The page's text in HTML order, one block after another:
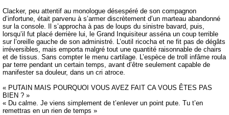
Clacker, peu attentif au monologue désespéré de son compagnon
d’infortune, était parvenu à s’armer discrètement d’un marteau abandonné
sur la console. Il s’approcha à pas de loups du sinistre bavard, puis,
lorsqu’il fut placé derrière lui, le Grand Inquisiteur asséna un coup terrible
sur l’oreille gauche de son administré. L’outil ricocha et ne fit pas de dégâts
irréversibles, mais emporta malgré tout une quantité raisonnable de chairs
et de tissus. Sans compter le menu cartilage. L’espèce de troll infâme roula
par terre pendant un certain temps, avant d’être seulement capable de
manifester sa douleur, dans un cri atroce.
« PUTAIN MAIS POURQUOI VOUS AVEZ FAIT CA VOUS ÊTES PAS
BIEN ? »
« Du calme. Je viens simplement de t’enlever un point pute. Tu t’en
remettras en un rien de temps »